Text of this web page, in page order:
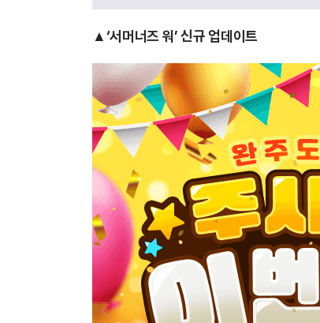
▲‘서머너즈 워’ 신규 업데이트